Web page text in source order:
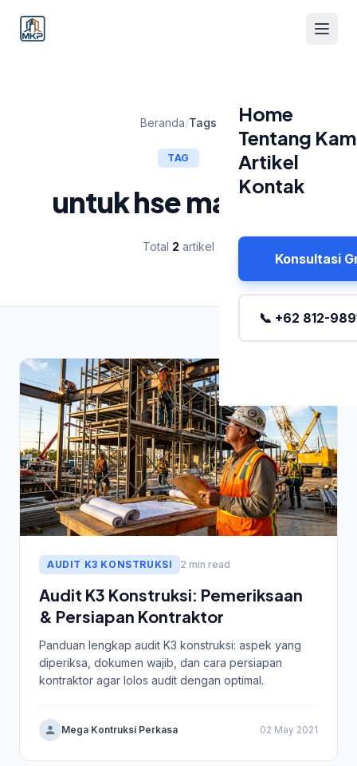
Home
Tentang
Artikel
Kontak
Konsultasi
📞 +62 812-
Beranda/Tags
TAG
untuk hse manager
Total 2 artikel
AUDIT K3 KONSTRUKSI 2 min read
Audit K3 Konstruksi: Pemeriksaan
& Persiapan Kontraktor
Panduan lengkap audit K3 konstruksi: aspek yang
diperiksa, dokumen wajib, dan cara persiapan
kontraktor agar lolos audit dengan optimal.
Mega Kontruksi Perkasa 02 May 2021